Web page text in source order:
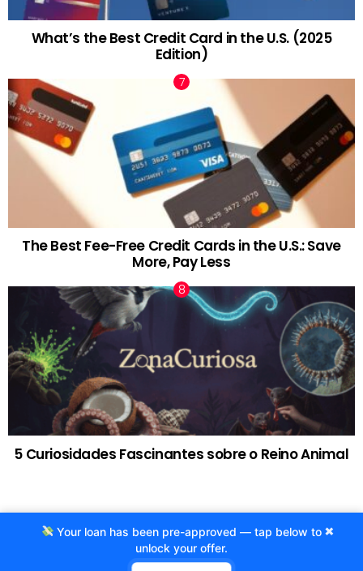
What’s the Best Credit Card in the U.S. (2025
Edition)
The Best Fee-Free Credit Cards in the U.S.: Save
More, Pay Less
5 Curiosidades Fascinantes sobre o Reino Animal
© 2020 Criado por Agência ProjetoCafe.com.br
Termos de Uso Politicas de privacidade
×
Your loan has been pre-approved — tap below to
unlock your offer.